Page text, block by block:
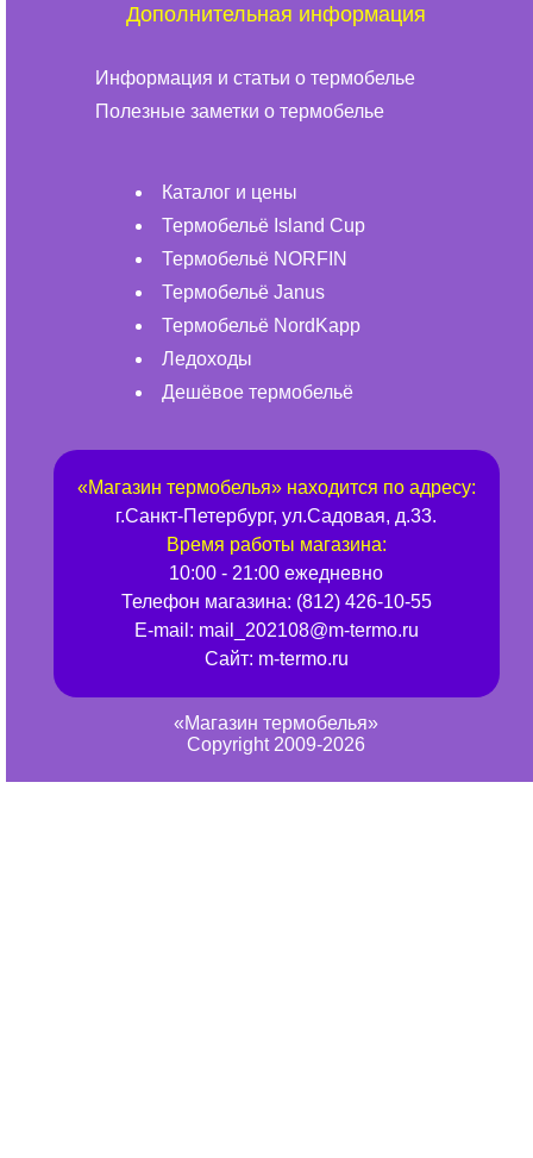
Дополнительная информация
Информация и статьи о термобелье
Полезные заметки о термобелье
Каталог и цены
Термобельё Island Cup
Термобельё NORFIN
Термобельё Janus
Термобельё NordKapp
Ледоходы
Дешёвое термобельё
«Магазин термобелья» находится по адресу:
г.Санкт-Петербург, ул.Садовая, д.33.
Время работы магазина:
10:00 - 21:00 ежедневно
Телефон магазина: (812) 426-10-55
E-mail: mail_202108@m-termo.ru
Сайт: m-termo.ru
«Магазин термобелья»
Copyright 2009-2026